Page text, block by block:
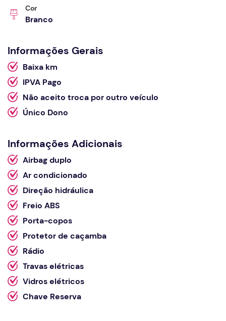
Cor
Branco
Informações Gerais
Baixa km
IPVA Pago
Não aceito troca por outro veículo
Único Dono
Informações Adicionais
Airbag duplo
Ar condicionado
Direção hidráulica
Freio ABS
Porta-copos
Protetor de caçamba
Rádio
Travas elétricas
Vidros elétricos
Chave Reserva